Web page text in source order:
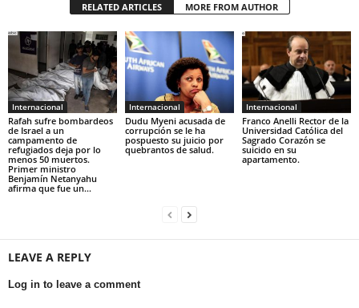
RELATED ARTICLES MORE FROM AUTHOR
Internacional
Rafah sufre bombardeos
de Israel a un
campamento de
refugiados deja por lo
menos 50 muertos.
Primer ministro
Benjamín Netanyahu
afirma que fue un...
Internacional
Dudu Myeni acusada de
corrupción se le ha
pospuesto su juicio por
quebrantos de salud.
Internacional
Franco Anelli Rector de la
Universidad Católica del
Sagrado Corazón se
suicido en su
apartamento.
LEAVE A REPLY
Log in to leave a comment